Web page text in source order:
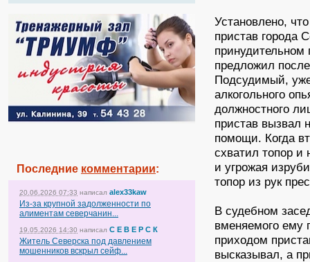
Последние комментарии:
20.06.2026 07:33 написал alex33kaw
Из-за крупной задолженности по
алиментам северчанин...
19.05.2026 14:30 написал С Е В Е Р С К
Житель Северска под давлением
мошенников вскрыл сейф...
Установлено,
пристав города
принудительном
предложил
Подсудимый,
алкогольного
должностного
пристав вызвал
помощи. Когда
схватил топор и
и угрожая
топор из рук
В судебном
вменяемого ему
приходом
высказывал, а